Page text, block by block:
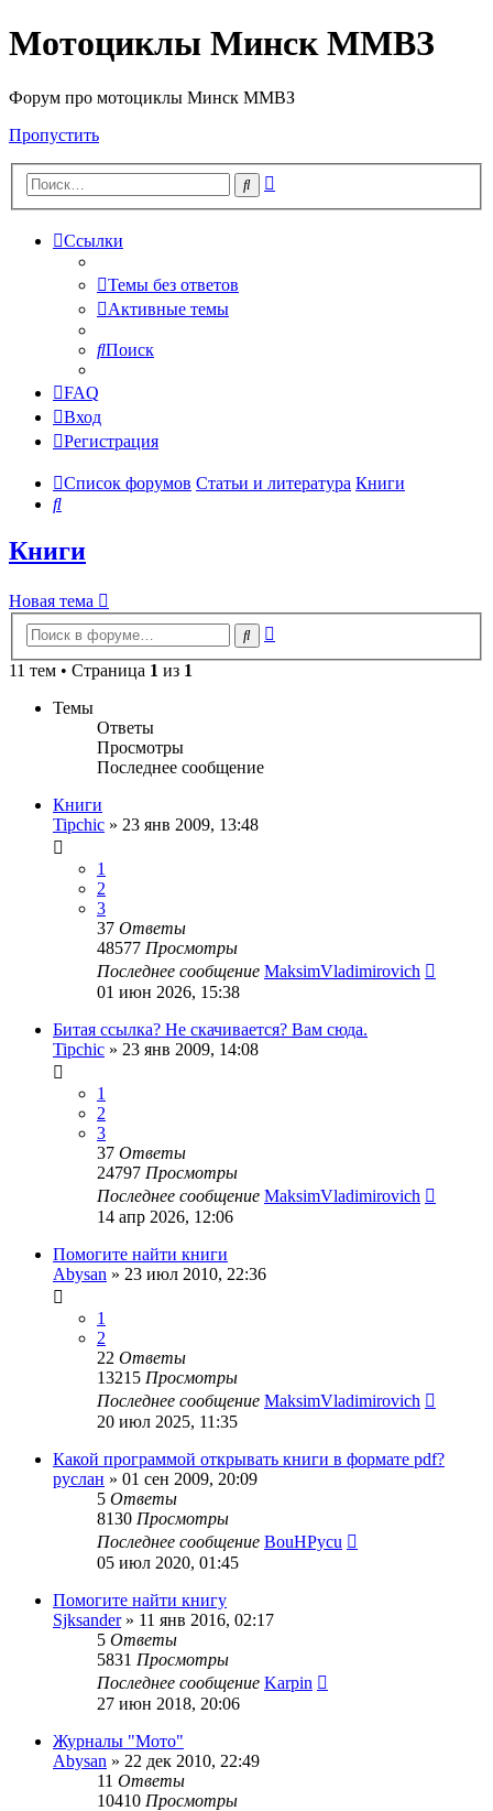
Мотоциклы Минск ММВЗ
Форум про мотоциклы Минск ММВЗ
Пропустить
Поиск
Ссылки
Темы без ответов
Активные темы
Поиск
FAQ
Вход
Регистрация
Список форумов Статьи и литература Книги
Поиск
Книги
Новая тема
Поиск
11 тем • Страница 1 из 1
Темы
Ответы
Просмотры
Последнее сообщение
Книги
Tipchic » 23 янв 2009, 13:48
1
2
3
37 Ответы
48577 Просмотры
Последнее сообщение MaksimVladimirovich
01 июн 2026, 15:38
Битая ссылка? Не скачивается? Вам сюда.
Tipchic » 23 янв 2009, 14:08
1
2
3
37 Ответы
24797 Просмотры
Последнее сообщение MaksimVladimirovich
14 апр 2026, 12:06
Помогите найти книги
Abysan » 23 июл 2010, 22:36
1
2
22 Ответы
13215 Просмотры
Последнее сообщение MaksimVladimirovich
20 июл 2025, 11:35
Какой программой открывать книги в формате pdf?
руслан » 01 сен 2009, 20:09
5 Ответы
8130 Просмотры
Последнее сообщение BouHPycu
05 июл 2020, 01:45
Помогите найти книгу
Sjksander» 11 янв 2016, 02:17
5 Ответы
5831 Просмотры
Последнее сообщение Karpin
27 июн 2018, 20:06
Журналы "Мото"
Abysan » 22 дек 2010, 22:49
11 Ответы
10410 Просмотры